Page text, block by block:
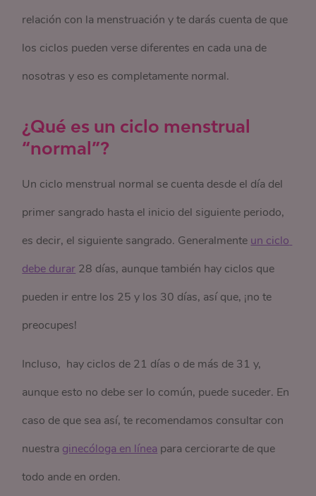
relación con la menstruación y te darás cuenta de que
los ciclos pueden verse diferentes en cada una de
nosotras y eso es completamente normal.
¿Qué es un ciclo menstrual
“normal”?
Un ciclo menstrual normal se cuenta desde el día del
primer sangrado hasta el inicio del siguiente periodo,
es decir, el siguiente sangrado. Generalmente un ciclo
debe durar 28 días, aunque también hay ciclos que
pueden ir entre los 25 y los 30 días, así que, ¡no te
preocupes!
Incluso, hay ciclos de 21 días o de más de 31 y,
aunque esto no debe ser lo común, puede suceder. En
caso de que sea así, te recomendamos consultar con
nuestra ginecóloga en línea para cerciorarte de que
todo ande en orden.